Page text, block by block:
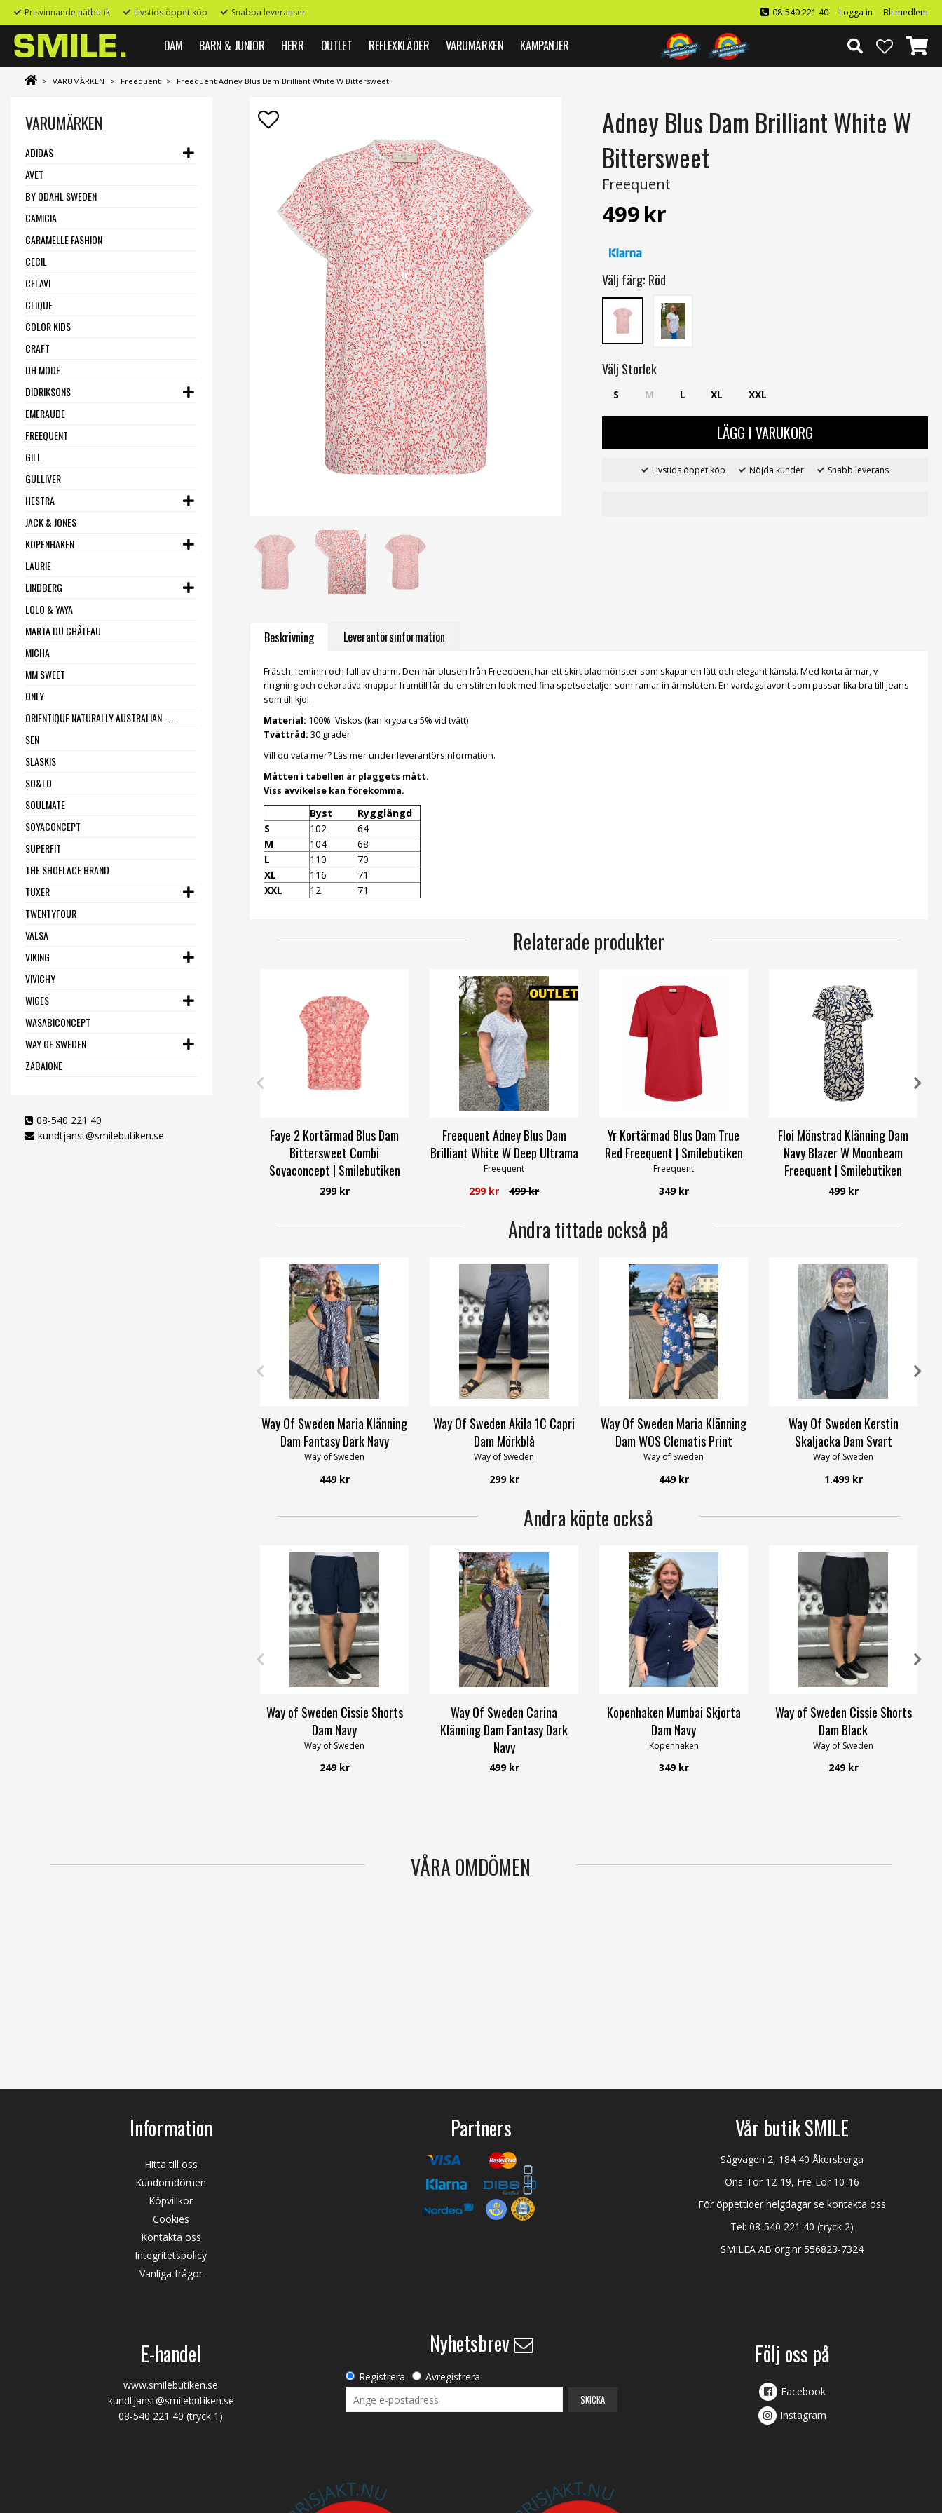
Prisvinnande nätbutik Livstids öppet köp Snabba leveranser 08-540 221 40 Logga in Bli medlem
DAM BARN & JUNIOR HERR OUTLET REFLEXKLÄDER VARUMÄRKEN KAMPANJER
> VARUMÄRKEN > Freequent > Freequent Adney Blus Dam Brilliant White W Bittersweet
VARUMÄRKEN
ADIDAS
AVET
BY ODAHL SWEDEN
CAMICIA
CARAMELLE FASHION
CECIL
CELAVI
CLIQUE
COLOR KIDS
CRAFT
DH MODE
DIDRIKSONS
EMERAUDE
FREEQUENT
GILL
GULLIVER
HESTRA
JACK & JONES
KOPENHAKEN
LAURIE
LINDBERG
LOLO & YAYA
MARTA DU CHÂTEAU
MICHA
MM SWEET
ONLY
SEN
SLASKIS
SO&LO
SOULMATE
SOYACONCEPT
SUPERFIT
THE SHOELACE BRAND
TUXER
TWENTYFOUR
VALSA
VIKING
VIVICHY
WIGES
WASABICONCEPT
WAY OF SWEDEN
ZABAIONE
08-540 221 40
kundtjanst@smilebutiken.se
Adney Blus Dam Brilliant White W
Bittersweet
Freequent
499kr
Välj färg: Röd
Välj Storlek
S M L XL XXL
LÄGG I VARUKORG
Livstids öppet köp Nöjda kunder Snabb leverans
Beskrivning Leverantörsinformation
Fräsch, feminin och full av charm. Den här blusen från Freequent har ett skirt bladmönster som skapar en lätt och elegant känsla. Med korta ärmar, v-
ringning och dekorativa knappar framtill får du en stilren look med fina spetsdetaljer som ramar in ärmsluten. En vardagsfavorit som passar lika bra till jeans
som till kjol.
Material: 100% Viskos (kan krypa ca 5% vid tvätt)
Tvättråd: 30 grader
Vill du veta mer? Läs mer under leverantörsinformation.
Måtten i tabellen är plaggets mått.
Viss avvikelse kan förekomma.
Byst
Rygglängd
S
102
64
M
104
68
L
110
70
XL
116
71
XXL
12 71
Relaterade produkter
Faye 2 Kortärmad Blus Dam
Bittersweet Combi
Soyaconcept | Smilebutiken
Soyaconcept
299 kr
Freequent Adney Blus Dam
Brilliant White W Deep Ultrama
Freequent
299 kr 499 kr
Yr Kortärmad Blus Dam True
Red Freequent | Smilebutiken
Freequent
349 kr
Floi Mönstrad Klänning Dam
Navy Blazer W Moonbeam
Freequent | Smilebutiken
Freequent
499 kr
Andra tittade också på
Way Of Sweden Maria Klänning
Dam Fantasy Dark Navy
Way of Sweden
449 kr
Way Of Sweden Akila 1C Capri
Dam Mörkblå
Way of Sweden
299 kr
Way Of Sweden Maria Klänning
Dam WOS Clematis Print
Way of Sweden
449 kr
Way Of Sweden Kerstin
Skaljacka Dam Svart
Way of Sweden
1.499 kr
Andra köpte också
Way of Sweden Cissie Shorts
Dam Navy
Way of Sweden
249 kr
Way Of Sweden Carina
Klänning Dam Fantasy Dark
Navy
Way of Sweden
499 kr
Kopenhaken Mumbai Skjorta
Dam Navy
Kopenhaken
349 kr
Way of Sweden Cissie Shorts
Dam Black
Way of Sweden
249 kr
VÅRA OMDÖMEN
Information
Hitta till oss
Kundomdömen
Köpvillkor
Cookies
Kontakta oss
Integritetspolicy
Vanliga frågor
Partners Vår butik SMILE
Sågvägen 2, 184 40 Åkersberga
Ons-Tor 12-19, Fre-Lör 10-16
För öppettider helgdagar se kontakta oss
Tel:08-540 221 40 (tryck 2)
SMILEA AB org.nr 556823-7324
E-handel
www.smilebutiken.se
kundtjanst@smilebutiken.se
08-540 221 40 (tryck 1)
Nyhetsbrev
Registrera Avregistrera
SKICKA
Följ oss på
Facebook
Instagram